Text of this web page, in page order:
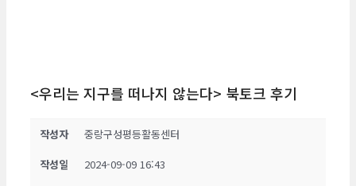
<우리는 지구를 떠나지 않는다> 북토크 후기
작성자
중랑구성평등활동센터
작성일
2024-09-09 16:43